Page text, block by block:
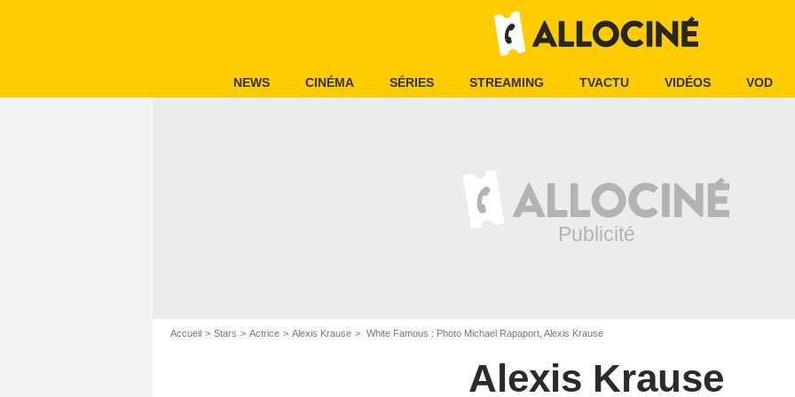
NEWS CINÉMA SÉRIES STREAMING TVACTU VIDÉOS VOD
Accueil Stars Actrice Alexis Krause White Famous : Photo Michael Rapaport, Alexis Krause
Alexis Krause